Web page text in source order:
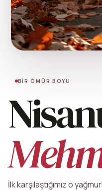
BIR ÖMÜR BOYU
İlk karşılaştığımız o